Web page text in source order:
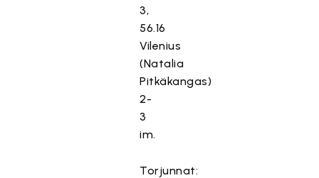
3,
56.16
Vilenius
(Natalia
Pitkäkangas)
2-
3
im.
Torjunnat: